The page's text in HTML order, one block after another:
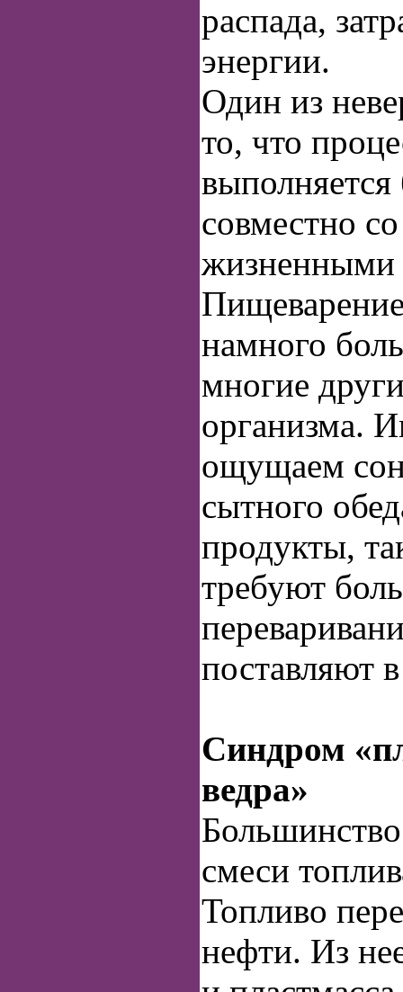
распада,
энергии.
Один из
то, что
выполняется
совместно
намного
многие
организма.
ощущаем
сытного
продукты,
требуют
поставляют
Синдром
ведра»
смеси
Топливо
нефти. Из